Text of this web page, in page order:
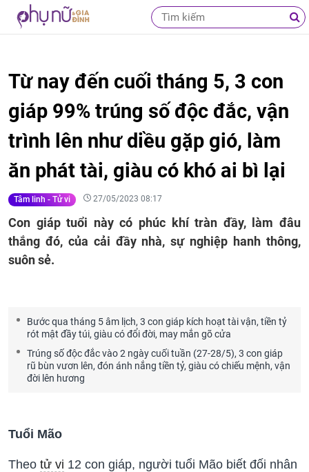
Từ nay đến cuối tháng 5, 3 con
giáp 99% trúng số độc đắc, vận
trình lên như diều gặp gió, làm
ăn phát tài, giàu có khó ai bì lại
Tâm linh - Tử vi 27/05/2023 08:17
Con giáp tuổi này có phúc khí tràn đầy, làm đâu
thắng đó, của cải đầy nhà, sự nghiệp hanh thông,
suôn sẻ.
Bước qua tháng 5 âm lịch, 3 con giáp kích hoạt tài vận, tiền tỷ
rót mật đầy túi, giàu có đổi đời, may mắn gõ cửa
Trúng số độc đắc vào 2 ngày cuối tuần (27-28/5), 3 con giáp
rũ bùn vươn lên, đón ánh nắng tiền tỷ, giàu có chiếu mệnh, vận
đời lên hương
Tuổi Mão
Theo tử vi 12 con giáp, người tuổi Mão biết đối nhân